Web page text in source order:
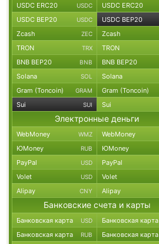
USDC ERC20 USDC USDC ERC20
USDC BEP20 USDC USDC BEP20
Zcash ZEC Zcash
TRON TRX TRON
BNB BEP20 BNB BNB BEP20
Solana SOL Solana
Gram (Toncoin) GRAM Gram (Toncoin)
Sui SUI Sui
Электронные деньги
WebMoney WMZ WebMoney
ЮMoney RUB ЮMoney
PayPal USD PayPal
Volet USD Volet
Alipay CNY Alipay
Банковские счета и карты
Банковская карта USD Банковская карта
Банковская карта RUB Банковская карта